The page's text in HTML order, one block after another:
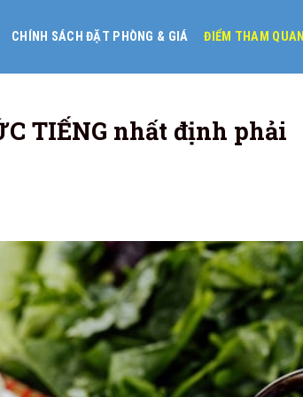
CHÍNH SÁCH ĐẶT PHÒNG & GIÁ ĐIỂM THAM QUAN
TIẾNG nhất định phải